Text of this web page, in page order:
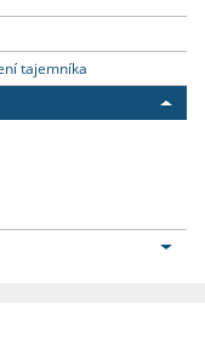
tajemníka